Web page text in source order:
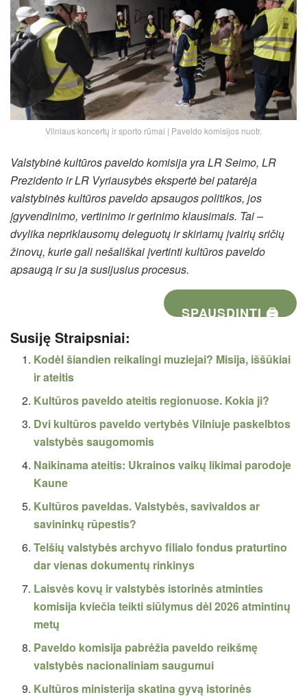
Vilniaus koncertų ir sporto rūmai | Paveldo komisijos nuotr.
Valstybinė kultūros paveldo komisija yra LR Seimo, LR
Prezidento ir LR Vyriausybės ekspertė bei patarėja
valstybinės kultūros paveldo apsaugos politikos, jos
įgyvendinimo, vertinimo ir gerinimo klausimais. Tai –
dvylika nepriklausomų deleguotų ir skiriamų įvairių sričių
žinovų, kurie gali nešališkai įvertinti kultūros paveldo
apsaugą ir su ja susijusius procesus.
SPAUSDINTI 🖨
Susiję Straipsniai:
Kodėl šiandien reikalingi muziejai? Misija, iššūkiai
ir ateitis
Kultūros paveldo ateitis regionuose. Kokia ji?
Dvi kultūros paveldo vertybės Vilniuje paskelbtos
valstybės saugomomis
Naikinama ateitis: Ukrainos vaikų likimai parodoje
Kaune
Kultūros paveldas. Valstybės, savivaldos ar
savininkų rūpestis?
Telšių valstybės archyvo filialo fondus praturtino
dar vienas dokumentų rinkinys
Laisvės kovų ir valstybės istorinės atminties
komisija kviečia teikti siūlymus dėl 2026 atmintinų
metų
Paveldo komisija pabrėžia paveldo reikšmę
valstybės nacionaliniam saugumui
Kultūros ministerija skatina gyvą istorinės